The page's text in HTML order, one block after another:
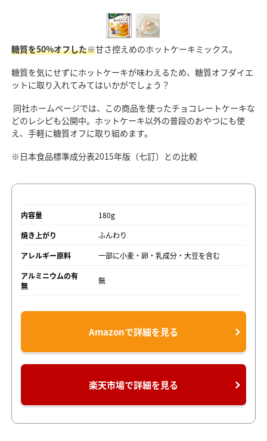
糖質を50%オフした※甘さ控えめのホットケーキミックス。
糖質を気にせずにホットケーキが味わえるため、糖質オフダイエ
ットに取り入れてみてはいかがでしょう？
同社ホームページでは、この商品を使ったチョコレートケーキな
どのレシピも公開中。ホットケーキ以外の普段のおやつにも使
え、手軽に糖質オフに取り組めます。
※日本食品標準成分表2015年版（七訂）との比較
内容量
180g
焼き上がり
ふんわり
アレルギー原料
一部に小麦・卵・乳成分・大豆を含む
アルミニウムの有
無
無
Amazonで詳細を見る
楽天市場で詳細を見る